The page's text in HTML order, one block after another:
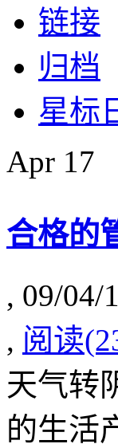
链接
归档
星标
Apr 17
合格的
, 09/04/
, 阅读
天气转
的生活